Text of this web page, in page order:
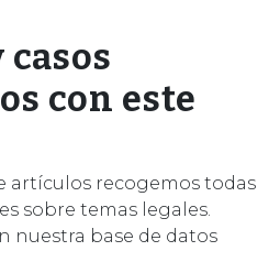
con este
artículos recogemos todas
sobre temas legales.
nuestra base de datos